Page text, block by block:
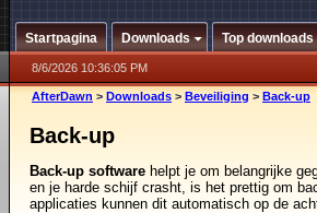
Startpagina Downloads Top downloads
8/6/2026 10:36:05 PM
AfterDawn > Downloads > Beveiliging > Back-up
Back-up
Back-up software helpt je om belangrijke
en je harde schijf crasht, is het prettig om
applicaties kunnen dit automatisch op de